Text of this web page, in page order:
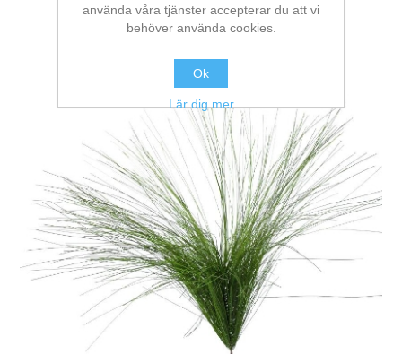
använda våra tjänster accepterar du att vi
behöver använda cookies.
Ok
Lär dig mer